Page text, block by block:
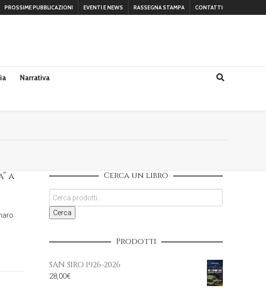
PROSSIME PUBBLICAZIONI EVENTI E NEWS RASSEGNA STAMPA CONTATTI
Narrativa
a
Cerca un libro
Cerca
Prodotti
SAN SIRO 1926-2026
28,00€